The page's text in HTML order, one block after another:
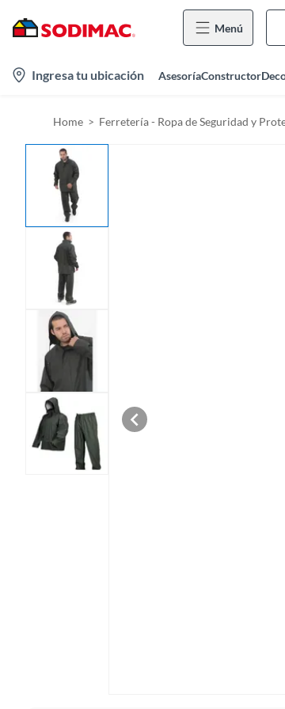
Menú
Ingresa tu ubicación AsesoríaConstructor
Home Ferretería - Ropa de Seguridad y